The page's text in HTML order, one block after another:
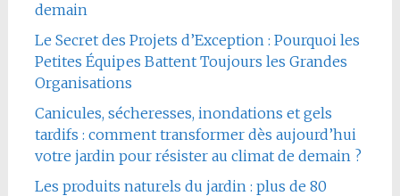
demain
Le Secret des Projets d’Exception : Pourquoi les
Petites Équipes Battent Toujours les Grandes
Organisations
Canicules, sécheresses, inondations et gels
tardifs : comment transformer dès aujourd’hui
votre jardin pour résister au climat de demain ?
Les produits naturels du jardin : plus de 80